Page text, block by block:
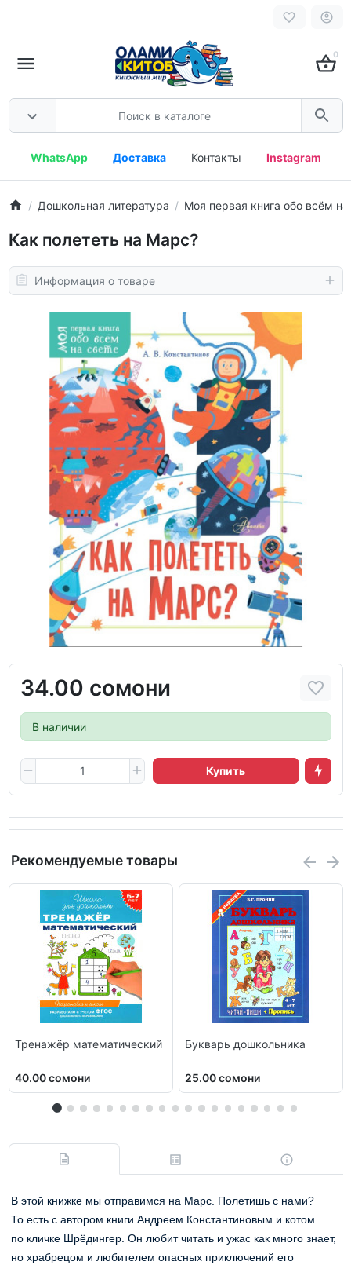
0
WhatsApp Доставка Контакты Instagram
Дошкольная литература Моя первая книга обо всём на
Как полететь на Марс?
Информация о товаре
34.00 сомони
В наличии
Купить
Рекомендуемые товары
Тренажёр математический
40.00 сомони
Букварь дошкольника
25.00 сомони
В этой книжке мы отправимся на Марс. Полетишь с нами?
То есть с автором книги Андреем Константиновым и котом
по кличке Шрёдингер. Он любит читать и ужас как много знает,
но храбрецом и любителем опасных приключений его